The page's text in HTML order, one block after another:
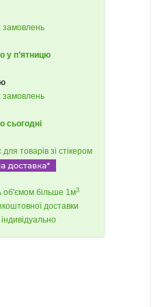
замовлень
у п’ятницю
замовлень
сьогодні
товарів зі стікером
об'ємом більше 1м3
доставки